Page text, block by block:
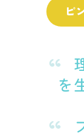
ピ
を